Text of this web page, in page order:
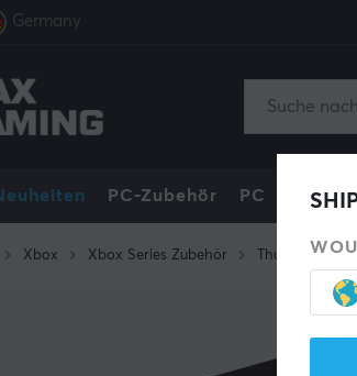
Germany
PC-Zubehör PC
Xbox Xbox Series Zubehör Thumbstick &